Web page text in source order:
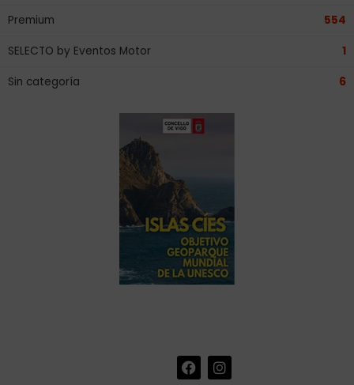
Premium 554
SELECTO by Eventos Motor 1
Sin categoría 6
F
a
I
n